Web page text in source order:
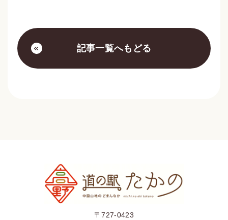
記事一覧へもどる
〒727-0423